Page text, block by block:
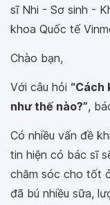
sĩ Nhi - Sơ sinh -
khoa Quốc tế
Chào bạn,
Với câu hỏi “Cách
như thế nào?”,
Có nhiều vấn đề
tin hiện có bác sĩ
chăm sóc cho tốt
đã bú nhiều sữa,